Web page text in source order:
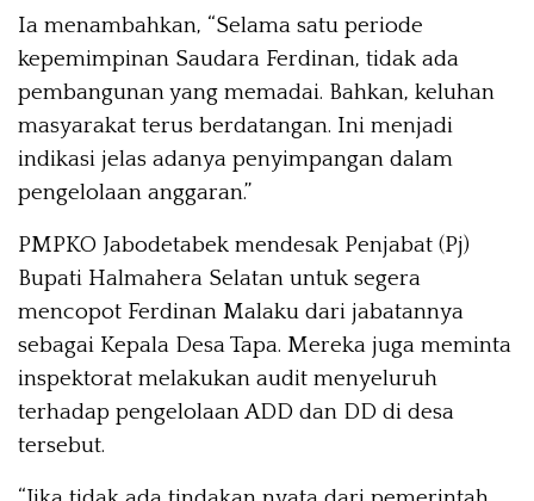
Ia menambahkan, “Selama satu periode
kepemimpinan Saudara Ferdinan, tidak ada
pembangunan yang memadai. Bahkan, keluhan
masyarakat terus berdatangan. Ini menjadi
indikasi jelas adanya penyimpangan dalam
pengelolaan anggaran.”
PMPKO Jabodetabek mendesak Penjabat (Pj)
Bupati Halmahera Selatan untuk segera
mencopot Ferdinan Malaku dari jabatannya
sebagai Kepala Desa Tapa. Mereka juga meminta
inspektorat melakukan audit menyeluruh
terhadap pengelolaan ADD dan DD di desa
tersebut.